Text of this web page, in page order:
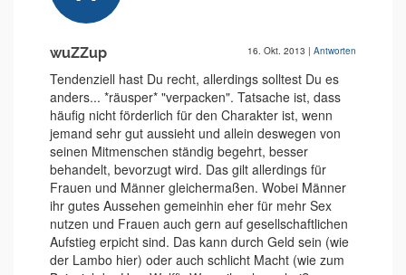
wuZZup 16. Okt. 2013 | Antworten
Tendenziell hast Du recht, allerdings solltest Du es
anders... *räusper* "verpacken". Tatsache ist, dass
häufig nicht förderlich für den Charakter ist, wenn
jemand sehr gut aussieht und allein deswegen von
seinen Mitmenschen ständig begehrt, besser
behandelt, bevorzugt wird. Das gilt allerdings für
Frauen und Männer gleichermaßen. Wobei Männer
ihr gutes Aussehen gemeinhin eher für mehr Sex
nutzen und Frauen auch gern auf gesellschaftlichen
Aufstieg erpicht sind. Das kann durch Geld sein (wie
der Lambo hier) oder auch schlicht Macht (wie zum